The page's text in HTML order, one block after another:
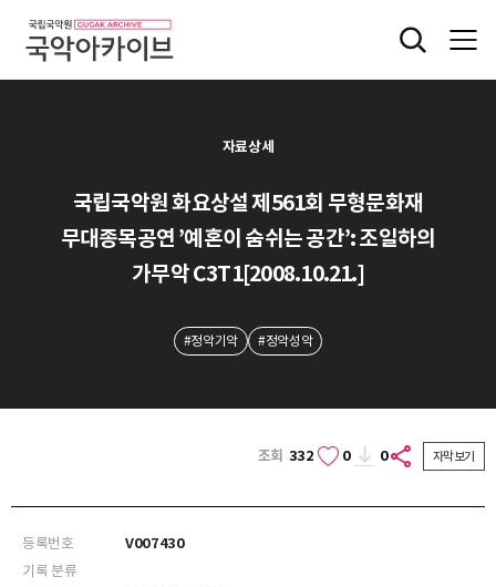
자료상세
국립국악원 화요상설 제561회 무형문화재
무대종목공연 ’예혼이 숨쉬는 공간’: 조일하의
가무악 C3T1[2008.10.21.]
#정악기악 #정악성악
조회 332 0 0 자막보기
등록번호
V007430
기록 분류